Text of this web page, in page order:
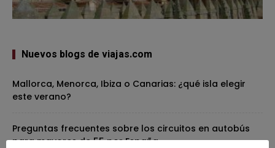
Nuevos blogs de viajas.com
Mallorca, Menorca, Ibiza o Canarias: ¿qué isla elegir
este verano?
Preguntas frecuentes sobre los circuitos en autobús
para mayores de 55 por España